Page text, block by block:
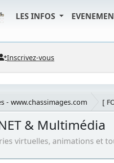
LES INFOS
Inscrivez-vous
- www.chassimages.com [
& Multimédia
virtuelles, animations et